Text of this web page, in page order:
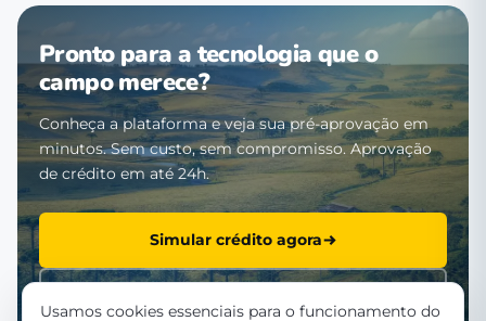
Pronto para a tecnologia que o
campo merece?
Conheça a plataforma e veja sua pré-aprovação em
minutos. Sem custo, sem compromisso. Aprovação
de crédito em até 24h.
Simular crédito agora
Usamos cookies essenciais para o funcionamento do